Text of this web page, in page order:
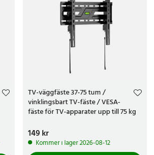
TV-väggfäste 37-75 tum /
vinklingsbart TV-fäste / VESA-
fäste för TV-apparater upp till 75 kg
Pris:149 kr
149 kr
Kommer i lager 2026-08-12